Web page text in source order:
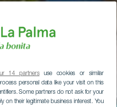
14 partnersuse cookies or similar
personal data like your visit on this
Some partners do not ask for your
on their legitimate business interest. You